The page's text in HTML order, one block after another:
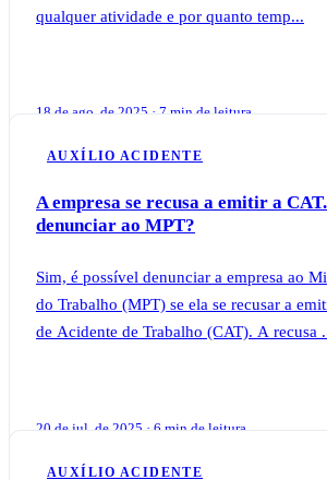
qualquer atividade e por quanto temp...
18 de ago. de 2025 · 7 min de leitura
AUXÍLIO ACIDENTE
A empresa se recusa a emitir a CAT.
denunciar ao MPT?
Sim, é possível denunciar a empresa ao
do Trabalho (MPT) se ela se recusar a
de Acidente de Trabalho (CAT). A recusa
20 de jul. de 2025 · 6 min de leitura
AUXÍLIO ACIDENTE